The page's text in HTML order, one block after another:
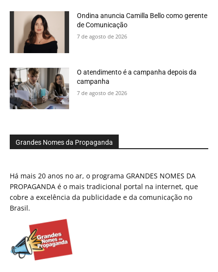
Ondina anuncia Camilla Bello como gerente
de Comunicação
7 de agosto de 2026
O atendimento é a campanha depois da
campanha
7 de agosto de 2026
Grandes Nomes da Propaganda
Há mais 20 anos no ar, o programa GRANDES NOMES DA
PROPAGANDA é o mais tradicional portal na internet, que
cobre a excelência da publicidade e da comunicação no
Brasil.